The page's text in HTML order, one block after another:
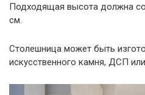
Подходящая высота должна
см.
Столешница может быть
искусственного камня, ДСП